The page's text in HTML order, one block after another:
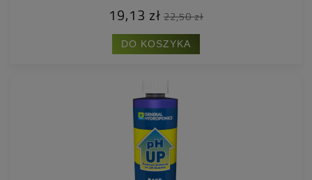
19,13 zł 22,50 zł
DO KOSZYKA